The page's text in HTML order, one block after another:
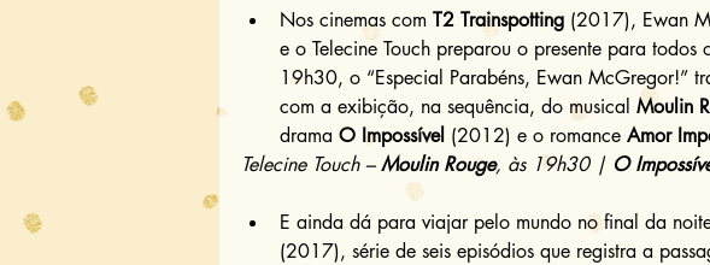
Nos cinemas com T2 Trainspotting (2017), Ewan
e o Telecine Touch preparou o presente para
19h30, o “Especial Parabéns, Ewan McGregor!”
com a exibição, na sequência, do musical Moulin
drama O Impossível (2012) e o romance Amor
Telecine Touch – Moulin Rouge, às 19h30 | O
E ainda dá para viajar pelo mundo no final da
(2017), série de seis episódios que registra a